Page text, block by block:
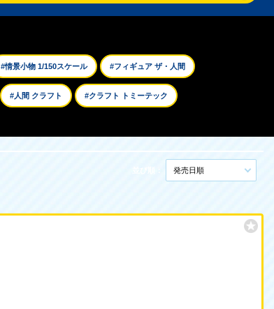
#情景小物 1/150スケール #フィギュア ザ・人間
#人間 クラフト #クラフト トミーテック
発売日順